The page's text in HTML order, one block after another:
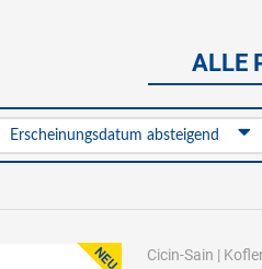
ALLE
Erscheinungsdatum absteigend
Cicin-Sain |